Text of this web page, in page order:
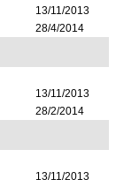
13/11/2013
28/4/2014
13/11/2013
28/2/2014
13/11/2013